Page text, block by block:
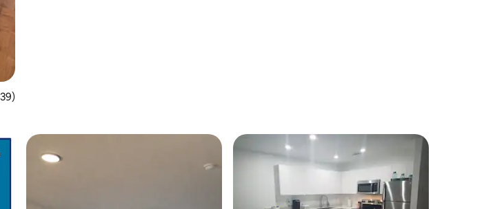
moyenne sur la base de 39 commentaires : 4,31 sur 5